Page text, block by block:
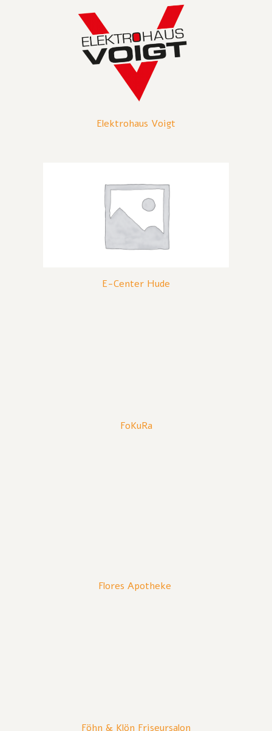
Elektrohaus Voigt
E-Center Hude
FoKuRa
Flores Apotheke
Föhn & Klön Friseursalon